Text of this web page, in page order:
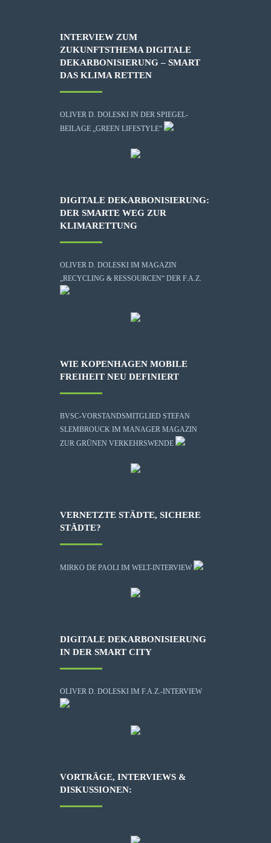
INTERVIEW ZUM
ZUKUNFTSTHEMA DIGITALE
DEKARBONISIERUNG – SMART
DAS KLIMA RETTEN
OLIVER D. DOLESKI IN DER SPIEGEL-
BEILAGE „GREEN LIFESTYLE“
DIGITALE DEKARBONISIERUNG:
DER SMARTE WEG ZUR
KLIMARETTUNG
OLIVER D. DOLESKI IM MAGAZIN
„RECYCLING & RESSOURCEN“ DER F.A.Z.
WIE KOPENHAGEN MOBILE
FREIHEIT NEU DEFINIERT
BVSC-VORSTANDSMITGLIED STEFAN
SLEMBROUCK IM MANAGER MAGAZIN
ZUR GRÜNEN VERKEHRSWENDE
VERNETZTE STÄDTE, SICHERE
STÄDTE?
MIRKO DE PAOLI IM WELT-INTERVIEW
DIGITALE DEKARBONISIERUNG
IN DER SMART CITY
OLIVER D. DOLESKI IM F.A.Z.-INTERVIEW
VORTRÄGE, INTERVIEWS &
DISKUSSIONEN: